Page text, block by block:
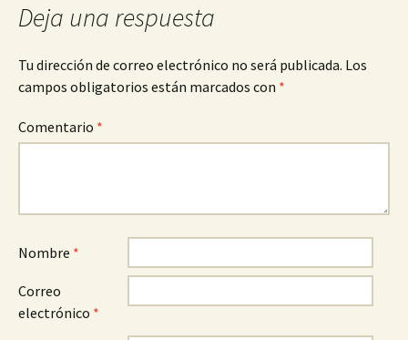
Deja una respuesta
Tu dirección de correo electrónico no será publicada. Los
campos obligatorios están marcados con *
Comentario *
Nombre *
Correo
electrónico *